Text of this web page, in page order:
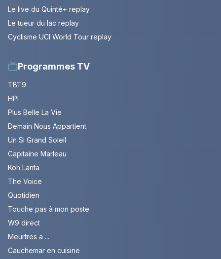
Le live du Quinté+ replay
Le tueur du lac replay
Cyclisme UCI World Tour replay
Programmes TV
TBT9
HPI
Plus Belle La Vie
Demain Nous Appartient
Un Si Grand Soleil
Capitaine Marleau
Koh Lanta
The Voice
Quotidien
Touche pas à mon poste
W9 direct
Meurtres a ...
Cauchemar en cuisine